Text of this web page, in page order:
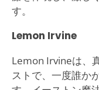
す。
Lemon Irvine
Lemon Irvineは、
ストで、一度誰か